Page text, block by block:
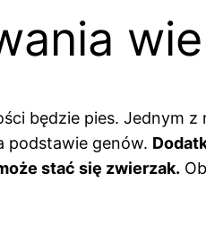
będzie pies. Jednym
podstawie genów.
stać się zwierzak.